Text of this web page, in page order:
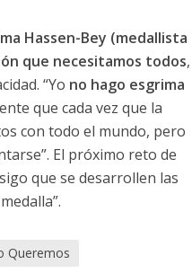
Hassen-Bey (medallista
que necesitamos todos,
“Yo no hago esgrima
que cada vez que la
con todo el mundo, pero
El próximo reto de
que se desarrollen las
Queremos